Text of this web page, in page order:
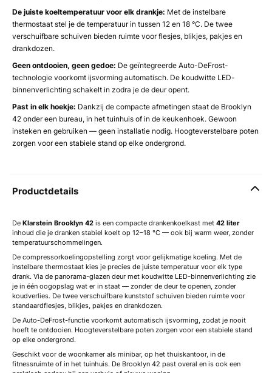
De juiste koeltemperatuur voor elk drankje: Met de instelbare
thermostaat stel je de temperatuur in tussen 12 en 18 °C. De twee
verschuifbare schuiven bieden ruimte voor flesjes, blikjes, pakjes en
drankdozen.
Geen ontdooien, geen gedoe: De geïntegreerde Auto-DeFrost-
technologie voorkomt ijsvorming automatisch. De koudwitte LED-
binnenverlichting schakelt in zodra je de deur opent.
Past in elk hoekje: Dankzij de compacte afmetingen staat de Brooklyn
42 onder een bureau, in het tuinhuis of in de keukenhoek. Gewoon
insteken en gebruiken — geen installatie nodig. Hoogteverstelbare poten
zorgen voor een stabiele stand op elke ondergrond.
Productdetails
De Klarstein Brooklyn 42 is een compacte drankenkoelkast met 42 liter
inhoud die je dranken stabiel koelt op 12–18 °C — ook bij warm weer, zonder
temperatuurschommelingen.
De compressorkoelingopstelling zorgt voor gelijkmatige koeling. Met de
instelbare thermostaat kies je precies de juiste temperatuur voor elk type
drank. Via de panorama-glazen deur met koudwitte LED-binnenverlichting zie
je in één oogopslag wat er in staat — zonder de deur te openen, zonder
koudverlies. De twee verschuifbare kunststof schuiven bieden ruimte voor
standaardflesjes, blikjes, pakjes en drankdozen.
De Auto-DeFrost-functie voorkomt automatisch ijsvorming, zodat je nooit
hoeft te ontdooien. Hoogteverstelbare poten zorgen voor een stabiele stand
op elke ondergrond.
Geschikt voor de woonkamer als minibar, op het thuiskantoor, in de
fitnessruimte of in het tuinhuis. De Brooklyn 42 past overal en is ook een